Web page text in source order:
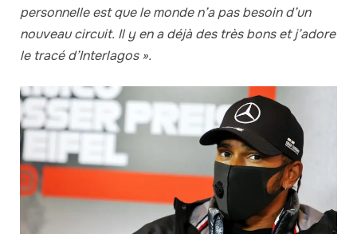
personnelle est que le monde n’a pas besoin d’un
nouveau circuit. Il y en a déjà des très bons et j’adore
le tracé d’Interlagos ».